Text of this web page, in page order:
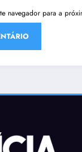
navegador para a